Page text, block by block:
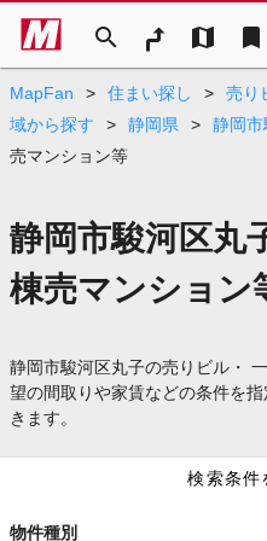
search map bookmark
MapFan > 住まい探し > 売り
域から探す
> 静岡県 > 静岡
売マンション等
静岡市駿河区丸
棟売マンション
静岡市駿河区丸子の売りビル・
望の間取りや家賃などの条件を
きます。
検索条件
物件種別